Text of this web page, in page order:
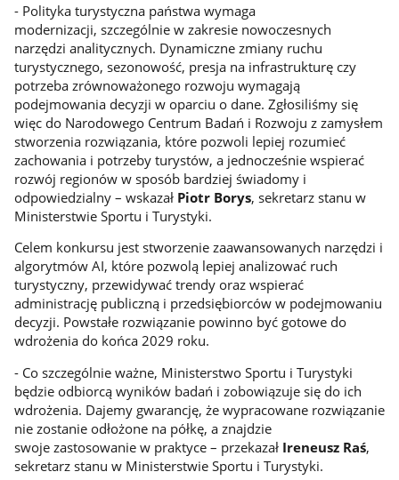
- Polityka turystyczna państwa wymaga
modernizacji, szczególnie w zakresie nowoczesnych
narzędzi analitycznych. Dynamiczne zmiany ruchu
turystycznego, sezonowość, presja na infrastrukturę czy
potrzeba zrównoważonego rozwoju wymagają
podejmowania decyzji w oparciu o dane. Zgłosiliśmy się
więc do Narodowego Centrum Badań i Rozwoju z zamysłem
stworzenia rozwiązania, które pozwoli lepiej rozumieć
zachowania i potrzeby turystów, a jednocześnie wspierać
rozwój regionów w sposób bardziej świadomy i
odpowiedzialny – wskazał Piotr Borys, sekretarz stanu w
Ministerstwie Sportu i Turystyki.
Celem konkursu jest stworzenie zaawansowanych narzędzi i
algorytmów AI, które pozwolą lepiej analizować ruch
turystyczny, przewidywać trendy oraz wspierać
administrację publiczną i przedsiębiorców w podejmowaniu
decyzji. Powstałe rozwiązanie powinno być gotowe do
wdrożenia do końca 2029 roku.
- Co szczególnie ważne, Ministerstwo Sportu i Turystyki
będzie odbiorcą wyników badań i zobowiązuje się do ich
wdrożenia. Dajemy gwarancję, że wypracowane rozwiązanie
nie zostanie odłożone na półkę, a znajdzie
swoje zastosowanie w praktyce – przekazał Ireneusz Raś,
sekretarz stanu w Ministerstwie Sportu i Turystyki.